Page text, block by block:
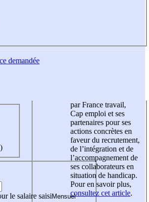
demandée
le salaire saisi
par France travail,
Cap emploi et ses
partenaires pour ses
actions concrètes en
faveur du recrutement,
de l’intégration et de
l’accompagnement de
ses collaborateurs en
situation de handicap.
Pour en savoir plus,
consultez cet article.